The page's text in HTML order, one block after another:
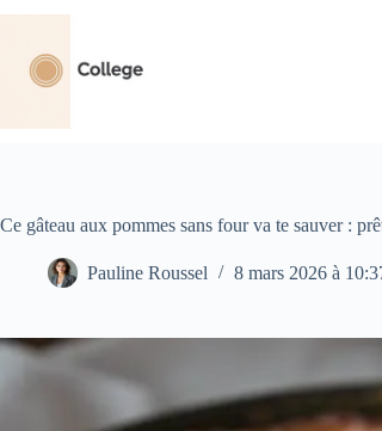
contenu
Ce gâteau aux pommes sans four va te sauver :
Pauline Roussel 8 mars 2026 à